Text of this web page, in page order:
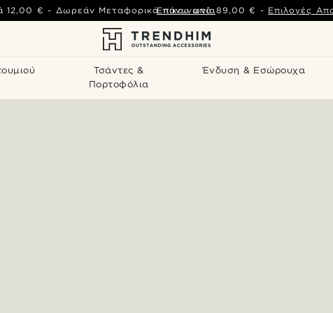
Τσάντες &
Πορτοφόλια
Ένδυση & Εσώρουχα
12,00 € - Δωρεάν Μεταφορικά πάνω από89,00 € - Επιλογές
Επικοινωνία